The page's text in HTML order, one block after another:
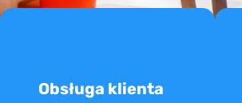
Obsługa klienta